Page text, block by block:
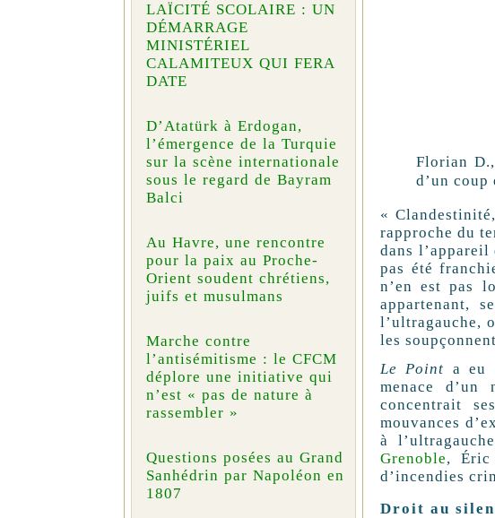
LAÏCITÉ SCOLAIRE : UN
DÉMARRAGE
MINISTÉRIEL
CALAMITEUX QUI FERA
DATE
D’Atatürk à Erdogan,
l’émergence de la Turquie
sur la scène internationale
sous le regard de Bayram
Balci
Au Havre, une rencontre
pour la paix au Proche-
Orient soudent chrétiens,
juifs et musulmans
Marche contre
l’antisémitisme : le CFCM
déplore une initiative qui
n’est « pas de nature à
rassembler »
Questions posées au Grand
Sanhédrin par Napoléon en
1807
Florian
d’un
«
rapproche du
dans l’appareil
pas été
n’en est pas
appartenant,
l’ultragauche,
les
Le Point a eu
menace d’un
concentrait
mouvances
à
Grenoble, Éric
d’incendies
Droit au